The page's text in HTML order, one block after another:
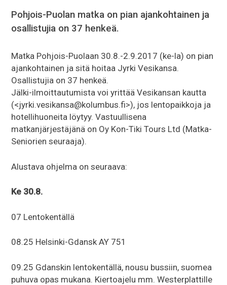
Pohjois-Puolan matka on pian ajankohtainen ja
osallistujia on 37 henkeä.
Matka Pohjois-Puolaan 30.8.-2.9.2017 (ke-la) on pian
ajankohtainen ja sitä hoitaa Jyrki Vesikansa.
Osallistujia on 37 henkeä.
Jälki-ilmoittautumista voi yrittää Vesikansan kautta
(<jyrki.vesikansa@kolumbus.fi>), jos lentopaikkoja ja
hotellihuoneita löytyy. Vastuullisena
matkanjärjestäjänä on Oy Kon-Tiki Tours Ltd (Matka-
Seniorien seuraaja).
Alustava ohjelma on seuraava:
Ke 30.8.
07 Lentokentällä
08.25 Helsinki-Gdansk AY 751
09.25 Gdanskin lentokentällä, nousu bussiin, suomea
puhuva opas mukana. Kiertoajelu mm. Westerplattille